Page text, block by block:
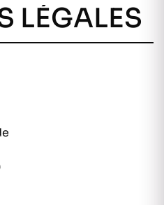
LÉGALES